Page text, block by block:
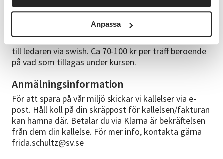
Anpassa
Bra att veta
Råvarorna som används under kursen bekostas av
deltagarna. Betalas på plats vid varje kursträff direkt
till ledaren via swish. Ca 70-100 kr per träff beroende
på vad som tillagas under kursen.
Anmälningsinformation
För att spara på vår miljö skickar vi kallelser via e-
post. Håll koll på din skräppost för kallelsen/fakturan
kan hamna där. Betalar du via Klarna är bekräftelsen
från dem din kallelse. För mer info, kontakta gärna
frida.schultz@sv.se